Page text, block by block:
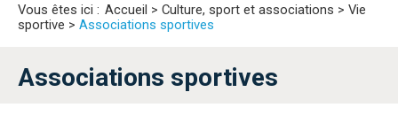
Vous êtes ici : Accueil > Culture, sport et associations > Vie
sportive > Associations sportives
Associations sportives